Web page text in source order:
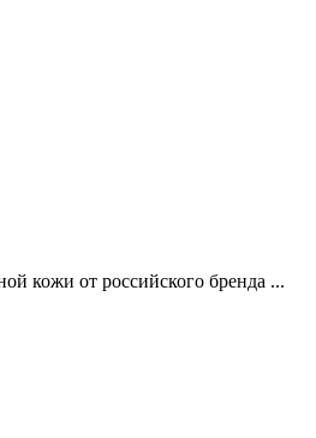
кожи от российского бренда ...